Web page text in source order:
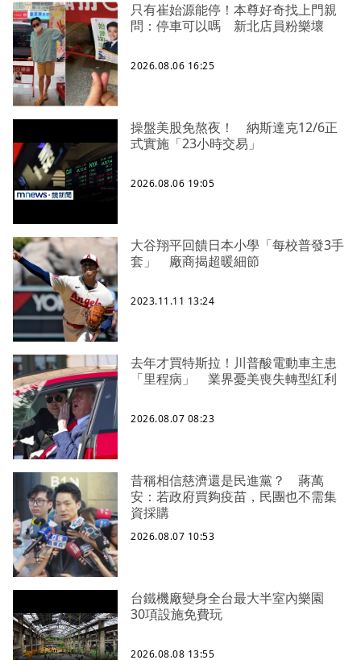
只有崔始源能停！本尊好奇找上門親
問：停車可以嗎 新北店員粉樂壞
2026.08.06 16:25
操盤美股免熬夜！ 納斯達克12/6正
式實施「23小時交易」
2026.08.06 19:05
大谷翔平回饋日本小學「每校普發3手
套」 廠商揭超暖細節
2023.11.11 13:24
去年才買特斯拉！川普酸電動車主患
「里程病」 業界憂美喪失轉型紅利
2026.08.07 08:23
昔稱相信慈濟還是民進黨？ 蔣萬
安：若政府買夠疫苗，民團也不需集
資採購
2026.08.07 10:53
台鐵機廠變身全台最大半室內樂園
30項設施免費玩
2026.08.08 13:55